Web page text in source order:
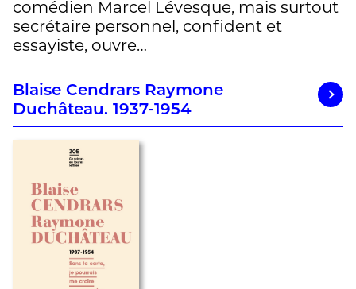
comédien Marcel Lévesque, mais surtout
secrétaire personnel, confident et
essayiste, ouvre…
Blaise Cendrars Raymone
Duchâteau. 1937-1954